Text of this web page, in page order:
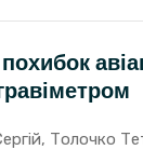
Толочко